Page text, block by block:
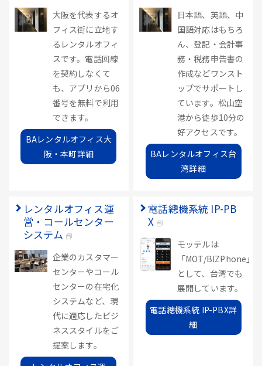
大阪を代表するオ
フィス街に立地す
るレンタルオフィ
スです。電話回線
を契約しなくて
も、アプリから06
番号を無料で利用
できます。
BAレンタルオフィス大
阪・本町詳細
日本語、英語、中
国語対応はもちろ
ん、登記・会計事
務・税務申告書の
作成などワンスト
ップでサポートし
ています。松山空
港から徒歩10分の
好アクセスです。
BAレンタルオフィス台
湾詳細
レンタルオフィス運
営・コールセンター
システム
企業のカスタマー
センターやコール
センターの在宅化
システムなど、現
代に適応したビジ
ネススタイルをご
提案します。
電話總機系統 IP-PB
X
モッテルは
「MOT/BIZPhone」
として、台湾でも
展開しています。
電話總機系統 IP-PBX詳
細